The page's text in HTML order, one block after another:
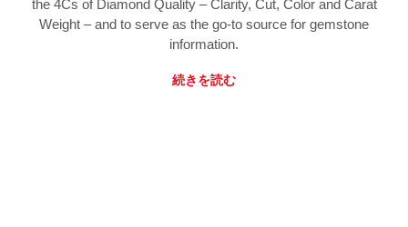
the 4Cs of Diamond Quality – Clarity, Cut, Color and Carat
Weight – and to serve as the go-to source for gemstone
information.
続きを読む